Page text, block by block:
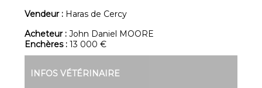
Vendeur : Haras de Cercy
Acheteur :John Daniel MOORE
Enchères :13 000 €
INFOS VÉTÉRINAIRE